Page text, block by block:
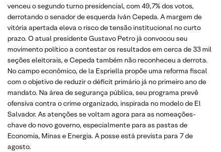
venceu o segundo turno presidencial, com 49,7% dos votos,
derrotando o senador de esquerda Iván Cepeda. A margem de
vitória apertada eleva o risco de tensão institucional no curto
prazo. O atual presidente Gustavo Petro já convocou seu
movimento político a contestar os resultados em cerca de 33 mil
seções eleitorais, e Cepeda também não reconheceu a derrota.
No campo econômico, de la Espriella propõe uma reforma fiscal
com o objetivo de reduzir o déficit primário já no primeiro ano de
mandato. Na área de segurança pública, seu programa prevê
ofensiva contra o crime organizado, inspirada no modelo de El
Salvador. As atenções se voltam agora para as nomeações-
chave do novo governo, especialmente para as pastas de
Economia, Minas e Energia. A posse está prevista para 7 de
agosto.